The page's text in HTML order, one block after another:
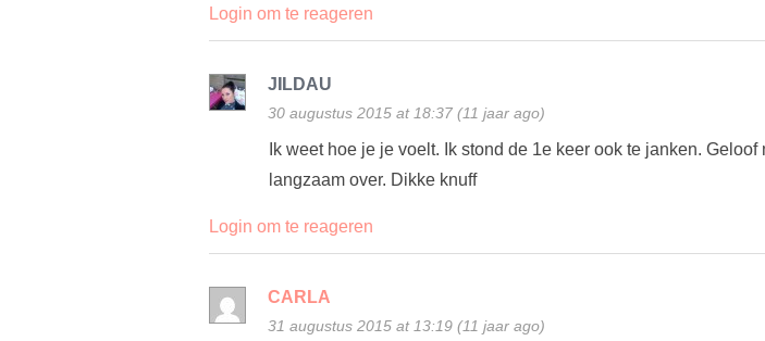
Login om te reageren
JILDAU
30 augustus 2015 at 18:37 (11 jaar ago)
Ik weet hoe je je voelt. Ik stond de 1e keer ook te janken. Geloof
langzaam over. Dikke knuff
Login om te reageren
CARLA
31 augustus 2015 at 13:19 (11 jaar ago)